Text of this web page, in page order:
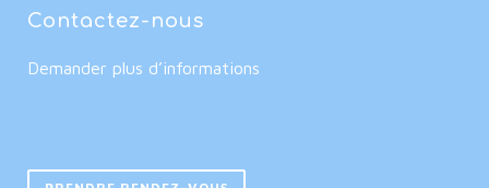
Contactez-nous
Demander plus d’informations